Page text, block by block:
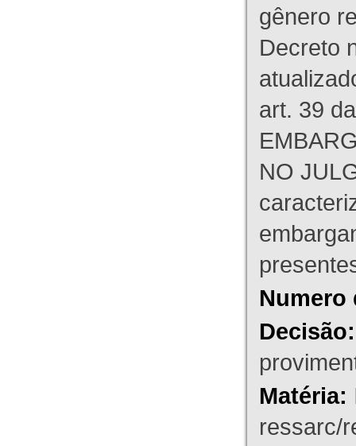
gênero
Decreto
art. 39
NO
Numero
Decisão:
Matéria:
ressarc/